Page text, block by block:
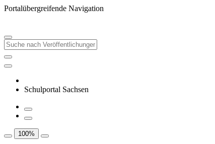
Portalübergreifende Navigation
Schulportal Sachsen
100%